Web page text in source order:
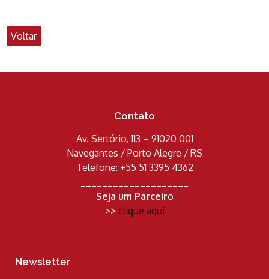
Voltar
Contato
Av. Sertório, 113 – 91020 001
Navegantes / Porto Alegre / RS
Telefone: +55 51 3395 4362
Seja um Parceiro
>> clique aqui
Newsletter